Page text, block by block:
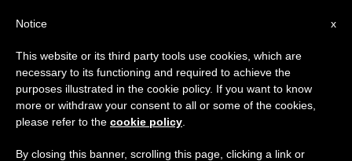
AUDIENCIA GENERAL
×
Aviso importante
Del 27 de julio al 7 de agosto haremos la pausa
anual, aprovechando que en el periodo de verano
se generan menos informaciones y también el
x
Notice
This website or its third party tools use cookies, which are
necessary to its functioning and required to achieve the
purposes illustrated in the cookie policy. If you want to know
more or withdraw your consent to all or some of the cookies,
please refer to the cookie policy
By closing this banner, scrolling this page, clicking a link or